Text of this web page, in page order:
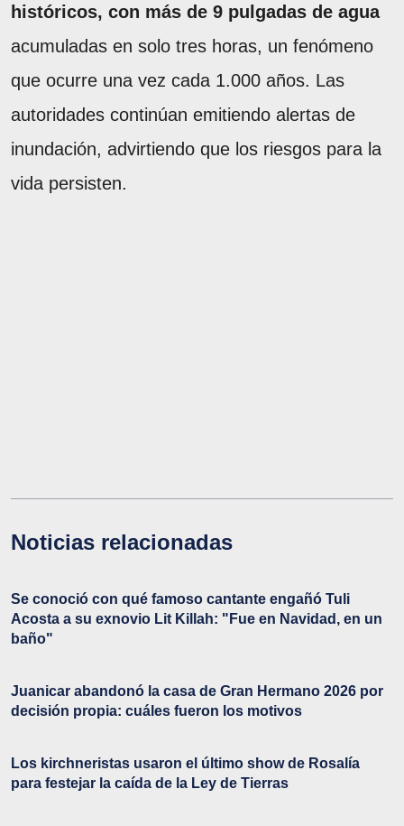
históricos, con más de 9 pulgadas de agua
acumuladas en solo tres horas, un fenómeno
que ocurre una vez cada 1.000 años. Las
autoridades continúan emitiendo alertas de
inundación, advirtiendo que los riesgos para la
vida persisten.
Noticias relacionadas
Se conoció con qué famoso cantante engañó Tuli
Acosta a su exnovio Lit Killah: "Fue en Navidad, en un
baño"
Juanicar abandonó la casa de Gran Hermano 2026 por
decisión propia: cuáles fueron los motivos
Los kirchneristas usaron el último show de Rosalía
para festejar la caída de la Ley de Tierras